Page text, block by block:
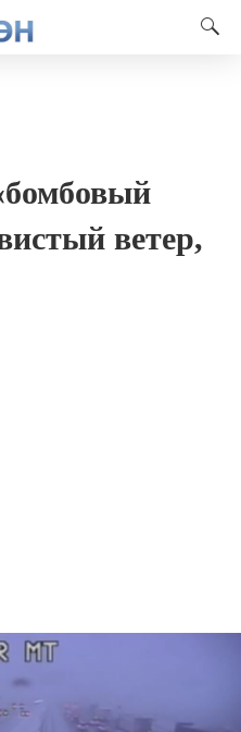
ветер,